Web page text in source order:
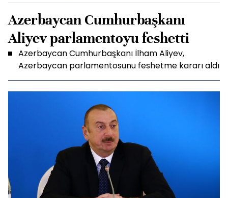
Azerbaycan Cumhurbaşkanı
Aliyev parlamentoyu feshetti
Azerbaycan Cumhurbaşkanı İlham Aliyev,
Azerbaycan parlamentosunu feshetme kararı aldı